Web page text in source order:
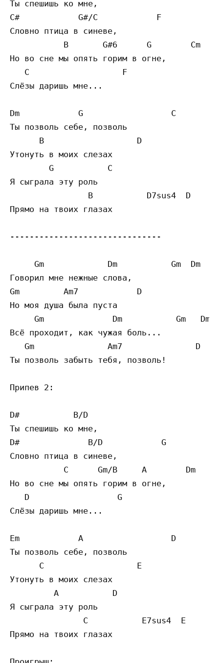
Ты спешишь ко мне,
C#            G#/C            F
Словно птица в синеве,
           B       G#6      G        Cm
Но во сне мы опять горим в огне,
   C                   F
Слёзы даришь мне...
Dm            G
Ты позволь себе, позволь
      B                   D
Утонуть в моих слезах
        G           C
Я сыграла эту роль
                B           D7sus4  D
Прямо на твоих глазах
-------------------------------
     Gm             Dm           Gm  Dm
Говорил мне нежные слова,
Gm         Am7            D
Но моя душа была пуста
     Gm              Dm           Gm   Dm7
Всё проходит, как чужая боль...
Gm               Am7               D
Ты позволь забыть тебя, позволь!
Припев 2:
D#           B/D
Ты спешишь ко мне,
D#              B/D            G
Словно птица в синеве,
           C      Gm/B     A        Dm
Но во сне мы опять горим в огне,
   D                  G
Слёзы даришь мне...
Em            A
Ты позволь себе, позволь
      C                   E
Утонуть в моих слезах
         A           D
Я сыграла эту роль
               C           E7sus4  E
Прямо на твоих глазах